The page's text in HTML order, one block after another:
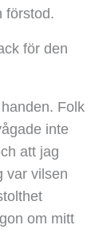
förstod.
för den
Folk
inte
att jag
var vilsen
om mitt